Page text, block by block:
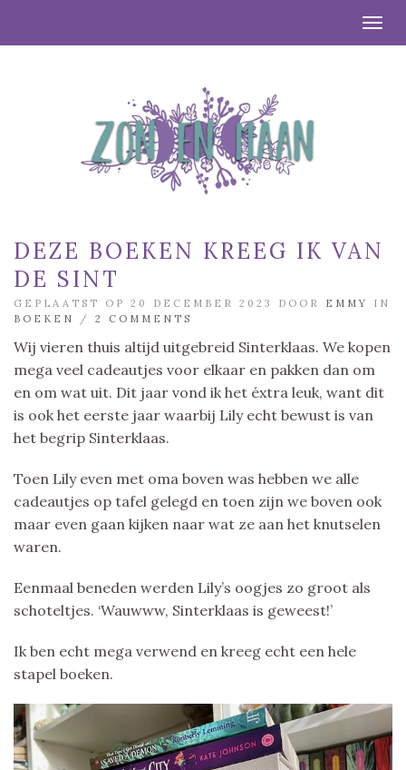
DEZE BOEKEN KREEG IK VAN
DE SINT
GEPLAATST OP 20 DECEMBER 2023 DOOR EMMY
IN
BOEKEN
/ 2 COMMENTS
Wij vieren thuis altijd uitgebreid Sinterklaas. We kopen
mega veel cadeautjes voor elkaar en pakken dan om
en om wat uit. Dit jaar vond ik het éxtra leuk, want dit
is ook het eerste jaar waarbij Lily echt bewust is van
het begrip Sinterklaas.
Toen Lily even met oma boven was hebben we alle
cadeautjes op tafel gelegd en toen zijn we boven ook
maar even gaan kijken naar wat ze aan het knutselen
waren.
Eenmaal beneden werden Lily’s oogjes zo groot als
schoteltjes. ‘Wauwww, Sinterklaas is geweest!’
Ik ben echt mega verwend en kreeg echt een hele
stapel boeken.